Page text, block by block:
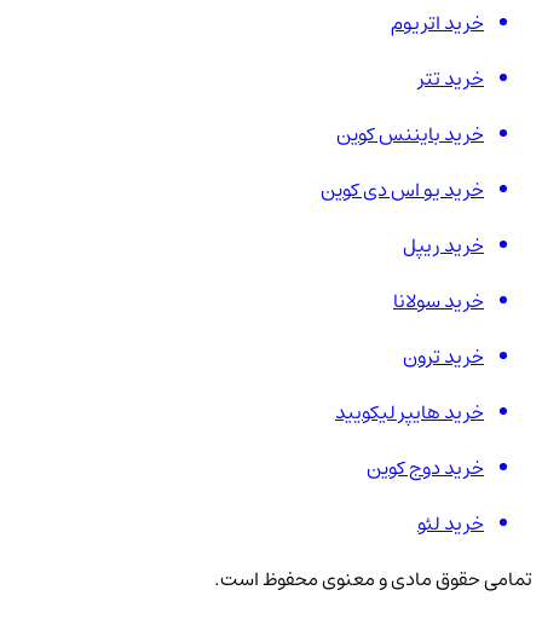
خرید اتریوم
خرید تتر
خرید بایننس کوین
خرید یو اس دی کوین
خرید ریپل
خرید سولانا
خرید ترون
خرید هایپر لیکویید
خرید دوج کوین
خرید لئو
تمامی حقوق مادی و معنوی محفوظ است.